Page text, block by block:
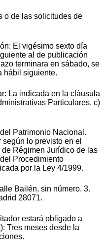
o de las solicitudes de
El vigésimo sexto día
al de publicación
terminara en sábado, se
hábil siguiente.
La indicada en la cláusula
Particulares. c)
Patrimonio Nacional.
lo previsto en el
Régimen Jurídico de las
Procedimiento
por la Ley 4/1999.
Bailén, sin número. 3.
28071.
estará obligado a
Tres meses desde la